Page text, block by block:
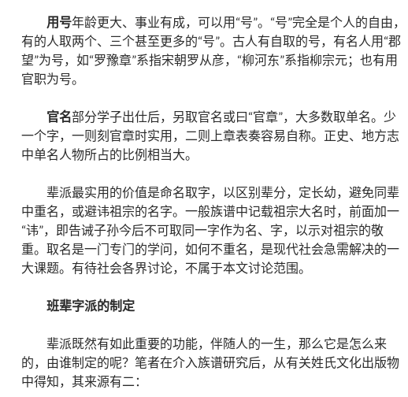
用号年龄更大、事业有成，可以用“号”。“号”完全是个人的自由，
有的人取两个、三个甚至更多的“号”。古人有自取的号，有名人用“郡
望”为号，如“罗豫章”系指宋朝罗从彦，“柳河东”系指柳宗元；也有用
官职为号。
官名部分学子出仕后，另取官名或曰“官章”，大多数取单名。少
一个字，一则刻官章时实用，二则上章表奏容易自称。正史、地方志
中单名人物所占的比例相当大。
辈派最实用的价值是命名取字，以区别辈分，定长幼，避免同辈
中重名，或避讳祖宗的名字。一般族谱中记载祖宗大名时，前面加一
“讳”，即告诫子孙今后不可取同一字作为名、字，以示对祖宗的敬
重。取名是一门专门的学问，如何不重名，是现代社会急需解决的一
大课题。有待社会各界讨论，不属于本文讨论范围。
班辈字派的制定
辈派既然有如此重要的功能，伴随人的一生，那么它是怎么来
的，由谁制定的呢？笔者在介入族谱研究后，从有关姓氏文化出版物
中得知，其来源有二：